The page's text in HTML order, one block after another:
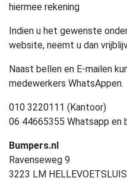
hiermee rekening
Indien u het gewenste
website, neemt u dan
Naast bellen en E-mailen
medewerkers WhatsAppen.
010 3220111 (Kantoor)
06 44665355 Whatsapp en
Bumpers.nl
Ravenseweg 9
3223 LM HELLEVOETSLUIS